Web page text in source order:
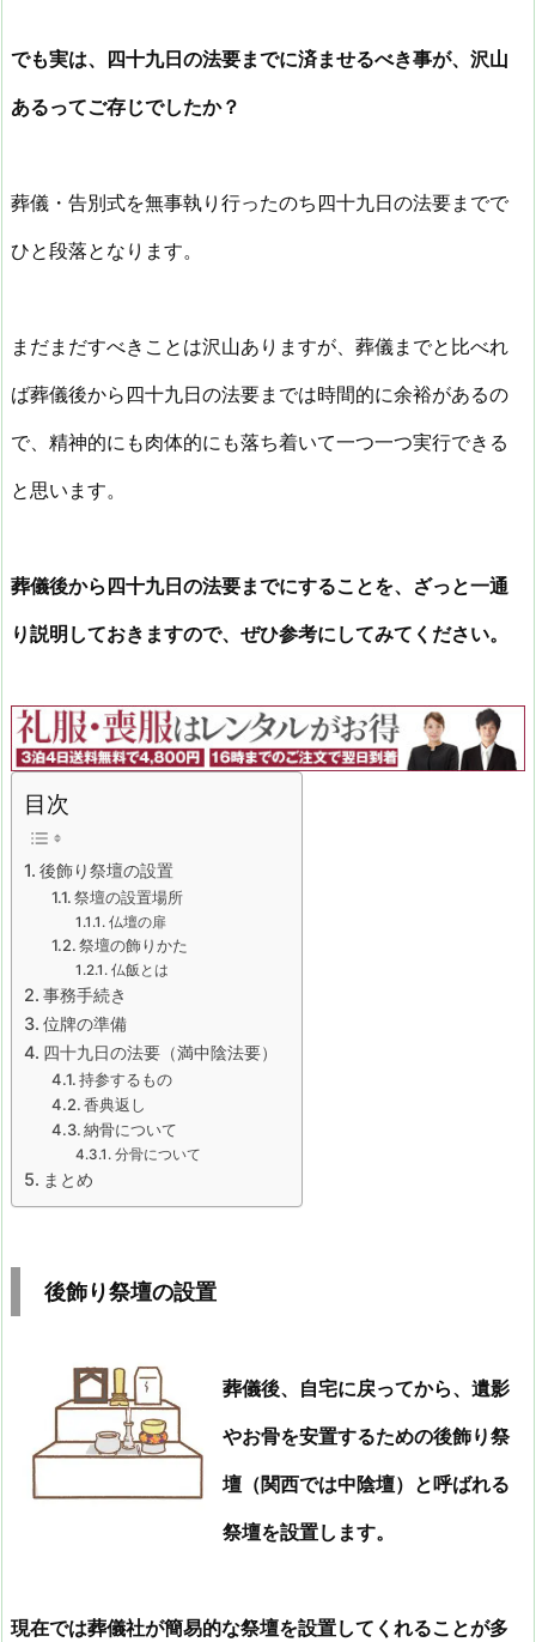
でも実は、四十九日の法要までに済ませるべき事が、沢山
あるってご存じでしたか？
葬儀・告別式を無事執り行ったのち四十九日の法要までで
ひと段落となります。
まだまだすべきことは沢山ありますが、葬儀までと比べれ
ば葬儀後から四十九日の法要までは時間的に余裕があるの
で、精神的にも肉体的にも落ち着いて一つ一つ実行できる
と思います。
葬儀後から四十九日の法要までにすることを、ざっと一通
り説明しておきますので、ぜひ参考にしてみてください。
目次
後飾り祭壇の設置
祭壇の設置場所
仏壇の扉
祭壇の飾りかた
仏飯とは
事務手続き
位牌の準備
四十九日の法要（満中陰法要）
持参するもの
香典返し
納骨について
分骨について
まとめ
後飾り祭壇の設置
葬儀後、自宅に戻ってから、遺影
やお骨を安置するための後飾り祭
壇（関西では中陰壇）と呼ばれる
祭壇を設置します。
現在では葬儀社が簡易的な祭壇を設置してくれることが多